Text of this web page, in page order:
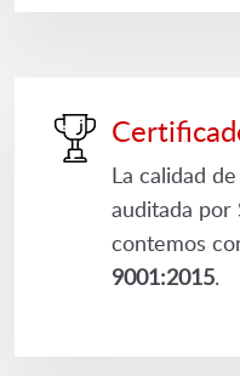
La calidad
auditada por
contemos
9001:2015.